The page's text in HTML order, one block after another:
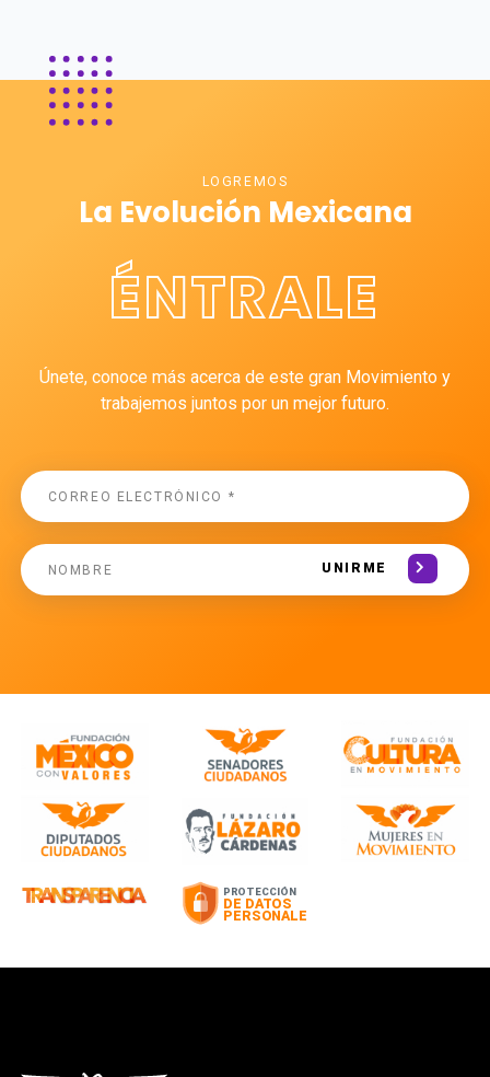
LOGREMOS
La Evolución Mexicana
ÉNTRALE
Únete, conoce más acerca de este gran Movimiento y
trabajemos juntos por un mejor futuro.
UNIRME